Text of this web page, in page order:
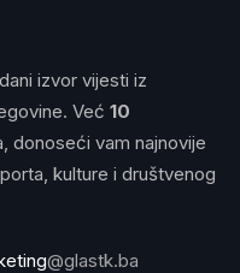
izvor vijesti iz
Već 10
donoseći vam najnovije
kulture i društvenog
@glastk.ba